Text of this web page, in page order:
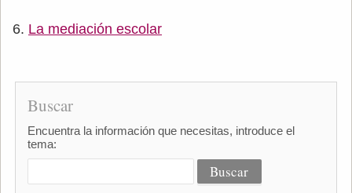
La mediación escolar
Buscar
Encuentra la información que necesitas, introduce el
tema: